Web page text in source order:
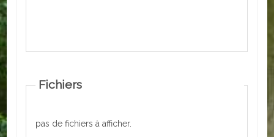
Culturelles
Fichiers
pas de fichiers à afficher.